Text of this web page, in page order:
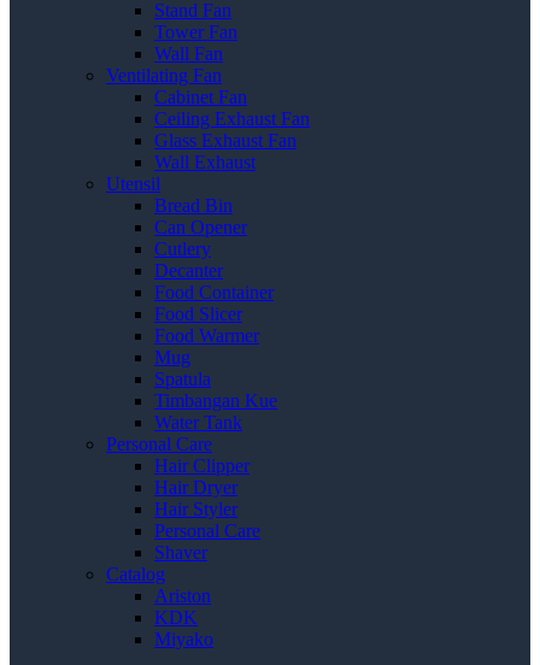
Stand Fan
Tower Fan
Wall Fan
Ventilating Fan
Cabinet Fan
Ceiling Exhaust Fan
Glass Exhaust Fan
Wall Exhaust
Utensil
Bread Bin
Can Opener
Cutlery
Decanter
Food Container
Food Slicer
Food Warmer
Mug
Spatula
Timbangan Kue
Water Tank
Personal Care
Hair Clipper
Hair Dryer
Hair Styler
Personal Care
Shaver
Catalog
Ariston
KDK
Miyako